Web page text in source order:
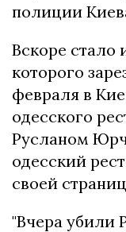
полиции
Вскоре стало
которого
февраля в
одесского
Русланом
одесский
своей
"Вчера убили